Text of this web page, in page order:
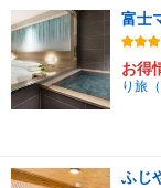
富士
お得
り旅
ふじ